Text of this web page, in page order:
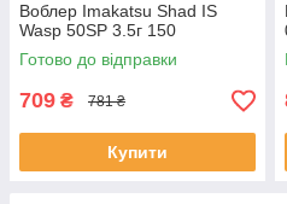
Воблер Imakatsu Shad IS
Wasp 50SP 3.5г 150
Готово до відправки
709 ₴ 781 ₴
Купити